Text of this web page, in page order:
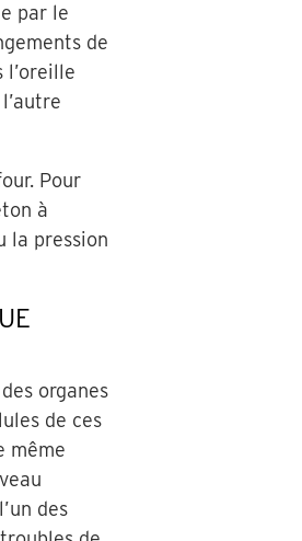
par le
de
l’oreille
Pour
à
la pression
organes
de ces
même
des